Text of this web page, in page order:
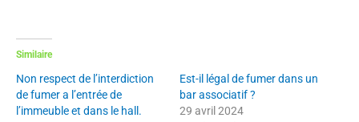
Similaire
Non respect de l’interdiction
de fumer a l’entrée de
l’immeuble et dans le hall.
Est-il légal de fumer dans un
bar associatif ?
29 avril 2024